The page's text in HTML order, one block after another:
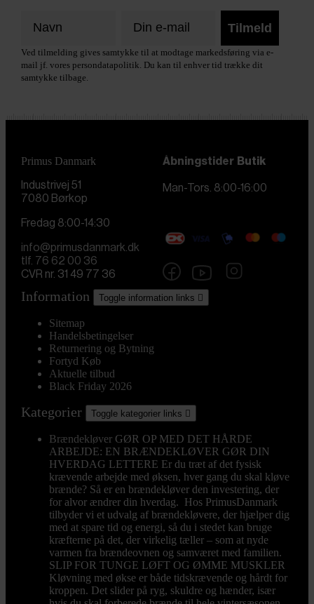
Tilmeld
Ved tilmelding gives samtykke til at modtage markedsføring via e-
mail jf. vores persondatapolitik. Du kan til enhver tid trække dit
samtykke tilbage.
Primus Danmark
Industrivej 51
7080 Børkop
Åbningstider Butik
Man-Tors. 8:00-16:00
Fredag 8:00-14:30
info@primusdanmark.dk
tlf. 76 62 00 36
CVR nr. 31 49 77 36
Information Toggle information links 
Sitemap
Handelsbetingelser
Returnering og Bytning
Fortyd Køb
Aktuelle tilbud
Black Friday 2026
Kategorier Toggle kategorier links 
Brændekløver GØR OP MED DET HÅRDE
ARBEJDE: EN BRÆNDEKLØVER GØR DIN
HVERDAG LETTERE Er du træt af det fysisk
krævende arbejde med øksen, hver gang du skal kløve
brænde? Så er en brændekløver den investering, der
for alvor ændrer din hverdag. Hos PrimusDanmark
tilbyder vi et udvalg af brændekløvere, der hjælper dig
med at spare tid og energi, så du i stedet kan bruge
kræfterne på det, der virkelig tæller – som at nyde
varmen fra brændeovnen og samværet med familien.
SLIP FOR TUNGE LØFT OG ØMME MUSKLER
Kløvning med økse er både tidskrævende og hårdt for
kroppen. Det slider på ryg, skuldre og hænder, især